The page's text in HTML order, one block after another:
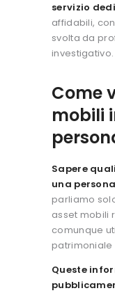
servizio
affidabili,
svolta da
investigativo.
Come
mobili
Sapere
una persona
parliamo
asset mobili
comunque
Queste